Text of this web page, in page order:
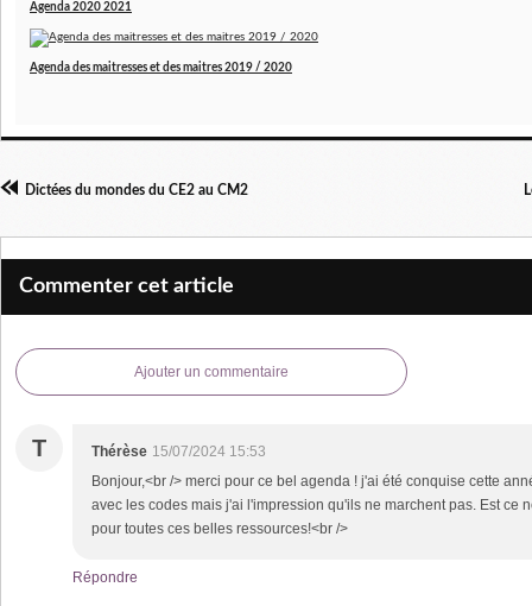
Agenda 2020 2021
Agenda des maitresses et des maitres 2019 / 2020
Dictées du mondes du CE2 au CM2
Commenter cet article
Ajouter un commentaire
T Thérèse 15/07/2024 15:53
Bonjour,<br /> merci pour ce bel agenda ! j'ai été conquise cette
avec les codes mais j'ai l'impression qu'ils ne marchent pas. Est ce
pour toutes ces belles ressources!<br />
Répondre